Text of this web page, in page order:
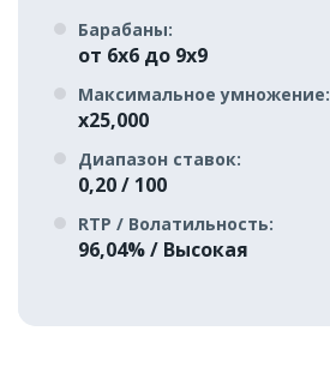
Барабаны:
от 6x6 до 9x9
Максимальное умножение:
x25,000
Диапазон ставок:
0,20 / 100
RTP / Волатильность:
96,04% / Высокая